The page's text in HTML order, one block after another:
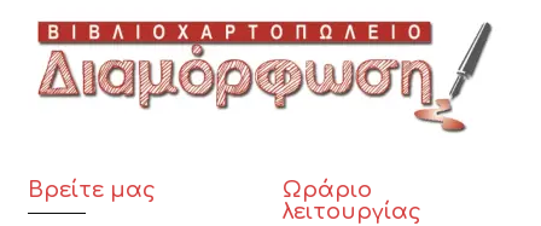
Βρείτε μας
Ωράριο
λειτουργίας